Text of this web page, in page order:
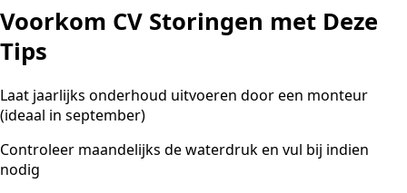
Voorkom CV Storingen met Deze
Tips
Laat jaarlijks onderhoud uitvoeren door een monteur
(ideaal in september)
Controleer maandelijks de waterdruk en vul bij indien
nodig